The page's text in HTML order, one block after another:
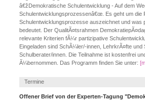
â€žDemokratische Schulentwicklung - Auf dem
Schulentwicklungsprozessenâ€œ. Es geht um die
Schulentwicklungsprozesse auszeichnet und was
bedeutet. Der QualitÃ¤tsrahmen
relevante Kriterien fÃ¼r partizipative
Eingeladen sind SchÃ¼ler/-innen, LehrkrÃ¤fte und
Schulberater/innen. Die Teilnahme ist kostenfrei
Ã¼bernommen. Das Programm finden Sie unter:
Termine
Offener Brief von der Experten-Tagung